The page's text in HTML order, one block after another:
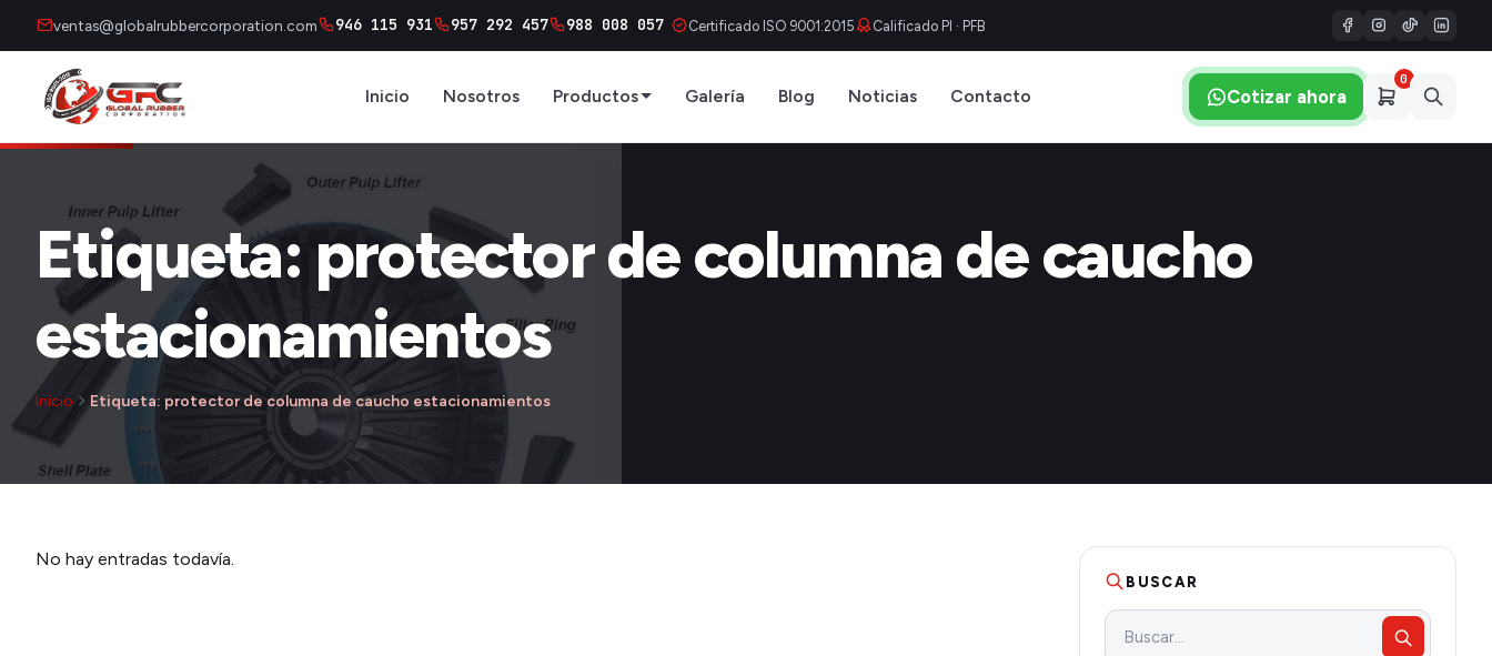
ventas@globalrubbercorporation.com 946 115 931 957 292 457 988 008 057 Certificado ISO 9001:2015 Calificado PI · PFB
Inicio Nosotros Productos Galería Blog Noticias Contacto Cotizar ahora
0
Etiqueta: protector de columna de caucho
estacionamientos
Inicio Etiqueta: protector de columna de caucho estacionamientos
No hay entradas todavía.
BUSCAR